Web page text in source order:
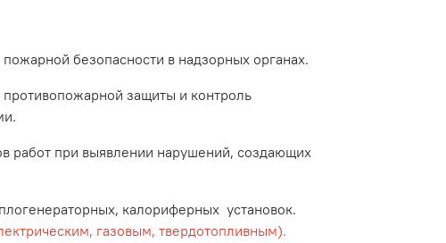
безопасности в надзорных органах.
защиты и контроль
работ при выявлении нарушений, создающих
калориферных установок.
газовым, твердотопливным).